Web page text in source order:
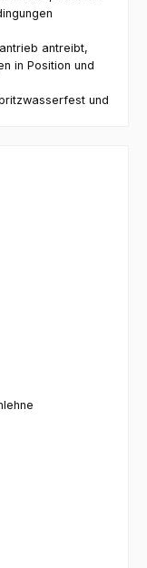
antreibt,
in Position und
und